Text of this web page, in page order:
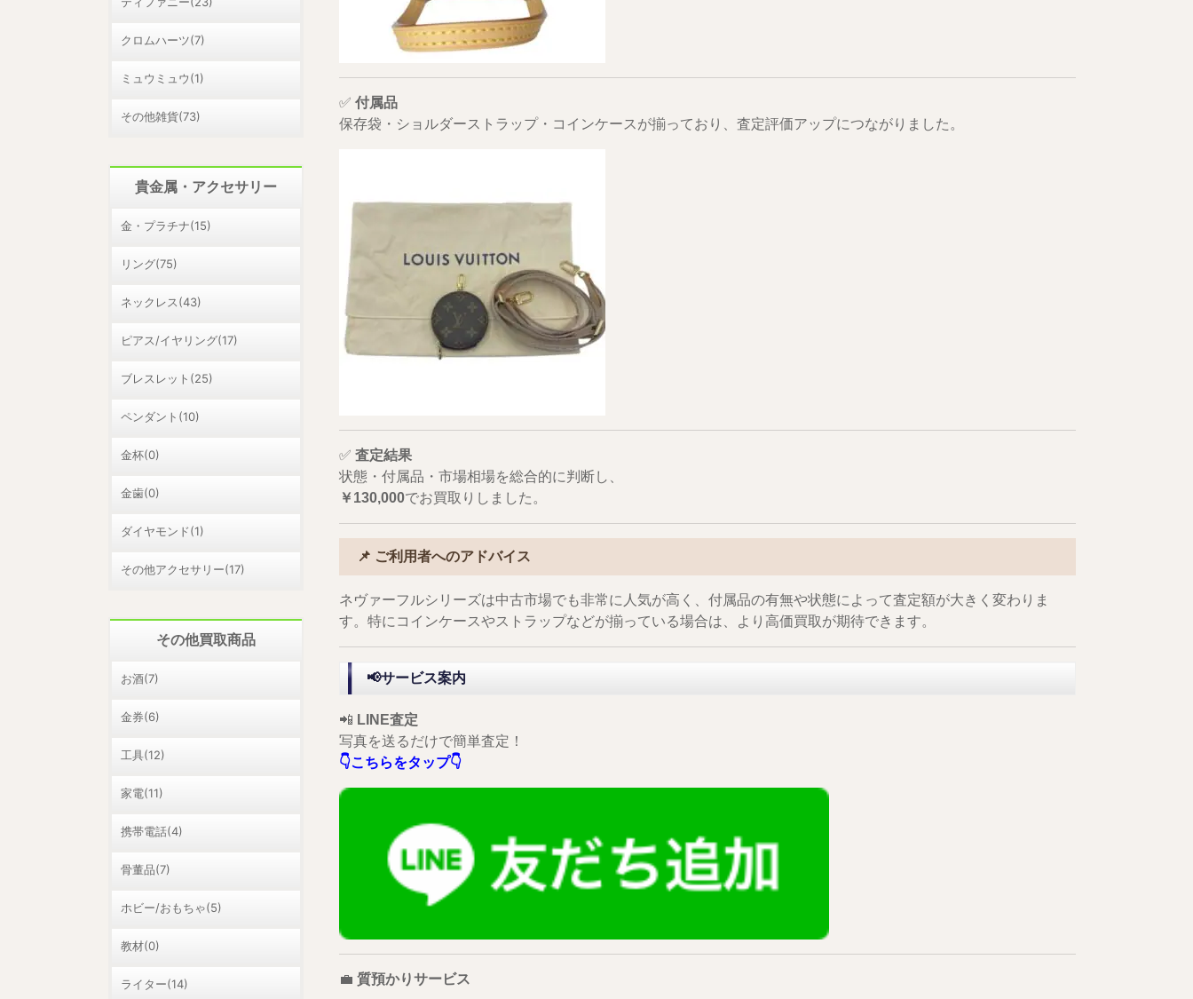
✅ 付属品
保存袋・ショルダーストラップ・コインケースが揃っており、査定評価アップにつながりました。
✅ 査定結果
状態・付属品・市場相場を総合的に判断し、
￥130,000でお買取りしました。
📌 ご利用者へのアドバイス
ネヴァーフルシリーズは中古市場でも非常に人気が高く、付属品の有無や状態によって査定額が大きく変わりま
す。特にコインケースやストラップなどが揃っている場合は、より高価買取が期待できます。
📢サービス案内
📲 LINE査定
写真を送るだけで簡単査定！
👇こちらをタップ👇
💼 質預かりサービス
クロムハーツ(7)
ミュウミュウ(1)
その他雑貨(73)
貴金属・アクセサリー
金・プラチナ(15)
リング(75)
ネックレス(43)
ピアス/イヤリング(17)
ブレスレット(25)
ペンダント(10)
金杯(0)
金歯(0)
ダイヤモンド(1)
その他アクセサリー(17)
その他買取商品
お酒(7)
金券(6)
工具(12)
家電(11)
携帯電話(4)
骨董品(7)
ホビー/おもちゃ(5)
教材(0)
ライター(14)